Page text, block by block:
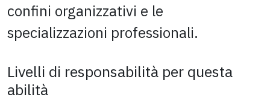
confini organizzativi e le
specializzazioni professionali.
Livelli di responsabilità per questa
abilità